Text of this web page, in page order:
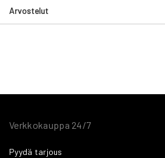
Arvostelut
Verkkokauppa 24/7
Pyydä tarjous